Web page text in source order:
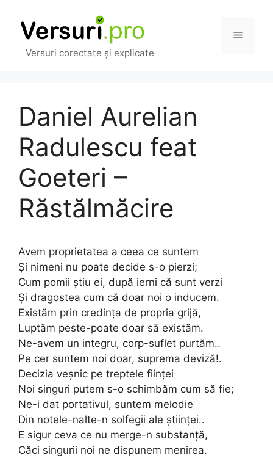
conținut
Versuri corectate și explicate
Meniu
Daniel Aurelian
Radulescu feat
Goeteri –
Răstălmăcire
Avem proprietatea a ceea ce suntem
Şi nimeni nu poate decide s-o pierzi;
Cum pomii ştiu ei, după ierni că sunt verzi
Şi dragostea cum că doar noi o inducem.
Existăm prin credinţa de propria grijă,
Luptăm peste-poate doar să existăm.
Ne-avem un integru, corp-suflet purtăm..
Pe cer suntem noi doar, suprema deviză!.
Decizia veşnic pe treptele fiinţei
Noi singuri putem s-o schimbăm cum să fie;
Ne-i dat portativul, suntem melodie
Din notele-nalte-n solfegii ale ştiinţei..
E sigur ceva ce nu merge-n substanţă,
Căci singurii noi ne dispunem menirea.